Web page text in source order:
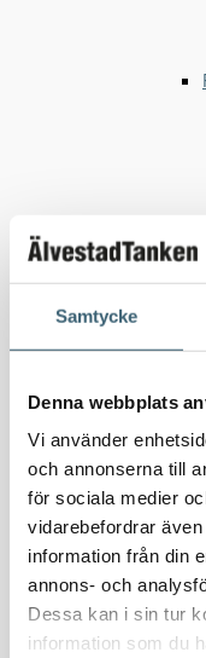
Samtycke
Denna webbplats
Vi använder
och annonserna till
för sociala medier
vidarebefordrar
information från din
annons- och
Dessa kan i sin tur
information som du
AdBlue